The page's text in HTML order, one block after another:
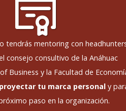
tendrás mentoring con
consejo consultivo de la Anáhuac
Business y la Facultad de
proyectar tu marca personal y
paso en la organización.